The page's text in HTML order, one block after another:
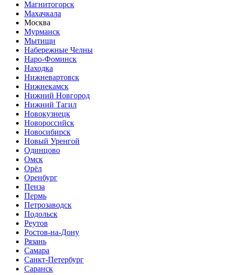
Магнитогорск
Махачкала
Москва
Мурманск
Мытищи
Набережные Челны
Наро-Фоминск
Находка
Нижневартовск
Нижнекамск
Нижний Новгород
Нижний Тагил
Новокузнецк
Новороссийск
Новосибирск
Новый Уренгой
Одинцово
Омск
Орёл
Оренбург
Пенза
Пермь
Петрозаводск
Подольск
Реутов
Ростов-на-Дону
Рязань
Самара
Санкт-Петербург
Саранск